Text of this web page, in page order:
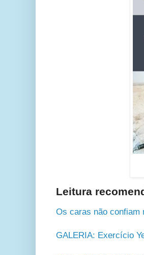
Leitura
Os caras não confiam
GALERIA: Exercício